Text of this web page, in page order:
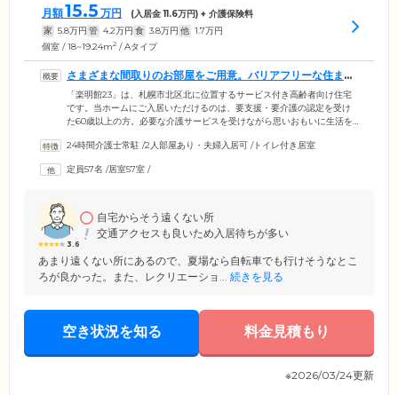
月額15.5 万円 (入居金11.6万円) + 介護保険料
家 5.8万円 管 4.2万円 食 3.8万円 他 1.7万円
個室 / 18~19.24m2 / Aタイプ
さまざまな間取りのお部屋をご用意。バリアフリーな住まい
です
「楽明館23」は、札幌市北区北に位置するサービス付き高齢者向け住宅
です。当ホームにご入居いただけるのは、要支援・要介護の認定を受け
た60歳以上の方。必要な介護サービスを受けながら思いおもいに生活を
ご用意。おひとりで過ごしやすい1Rからキッチンや浴室完備の便利な
合わせてお好きなお部屋をお選びいただけます。さらに、建物内は完全
24時間介護士常駐 /2人部屋あり・夫婦入居可 /トイレ付き居室
定員57名 /居室57室 /
3.6
自宅からそう遠くない所
交通アクセスも良いため入居待ちが多い
あまり遠くない所にあるので、夏場なら自転車でも行けそうなとこ
ろが良かった。また、レクリエーショ... 続きを見る
空き状況を知る 料金見積もり
※2026/03/24更新